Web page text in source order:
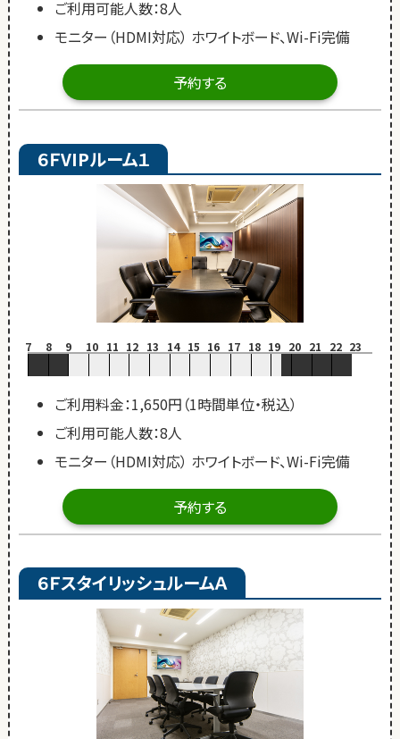
ご利用可能人数：8人
モニター（HDMI対応） ホワイトボード、Wi-Fi完備
予約する
６ＦVIPルーム１
7 8 9 10 11 12 13 14 15 16 17 18 19 20 21 22 23
ご利用料金：1,650円（1時間単位・税込）
ご利用可能人数：8人
モニター（HDMI対応） ホワイトボード、Wi-Fi完備
予約する
６ＦスタイリッシュルームＡ